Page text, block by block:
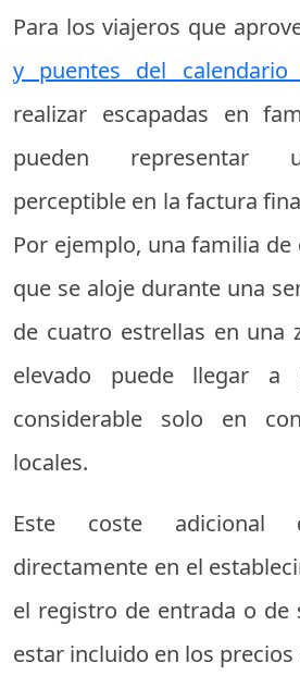
Para los viajeros que
y puentes del calendario
realizar escapadas en
pueden representar
perceptible en la factura
Por ejemplo, una familia
que se aloje durante una
de cuatro estrellas en una
elevado puede llegar a
considerable solo en
locales.
Este coste adicional
directamente en el
el registro de entrada o de
estar incluido en los